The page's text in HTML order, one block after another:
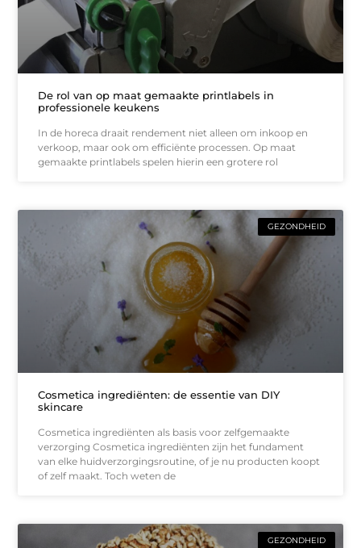
De rol van op maat gemaakte printlabels in
professionele keukens
In de horeca draait rendement niet alleen om inkoop en
verkoop, maar ook om efficiënte processen. Op maat
gemaakte printlabels spelen hierin een grotere rol
GEZONDHEID
Cosmetica ingrediënten: de essentie van DIY
skincare
Cosmetica ingrediënten als basis voor zelfgemaakte
verzorging Cosmetica ingrediënten zijn het fundament
van elke huidverzorgingsroutine, of je nu producten koopt
of zelf maakt. Toch weten de
GEZONDHEID